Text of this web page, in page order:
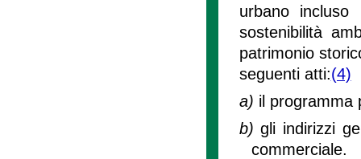
urbano
sostenibilità
patrimonio
seguenti atti:(4)
a) il programma
b)gli indirizzi
commerciale.